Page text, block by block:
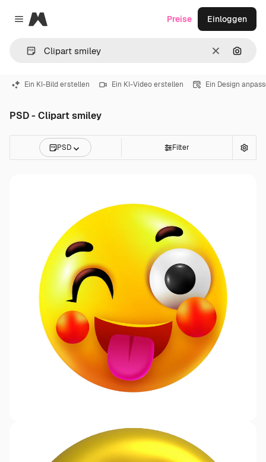
Close menu
Magnific
LöschenNach
Preise Einloggen
Ein KI-Bild erstellen Ein KI-Video erstellen Ein Design
PSD - Clipart smiley
PSD Filter